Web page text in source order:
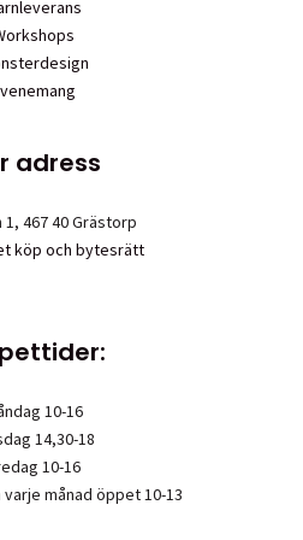
adress
467 40 Grästorp
köp och bytesrätt
10-16
14,30-18
10-16
månad öppet 10-13